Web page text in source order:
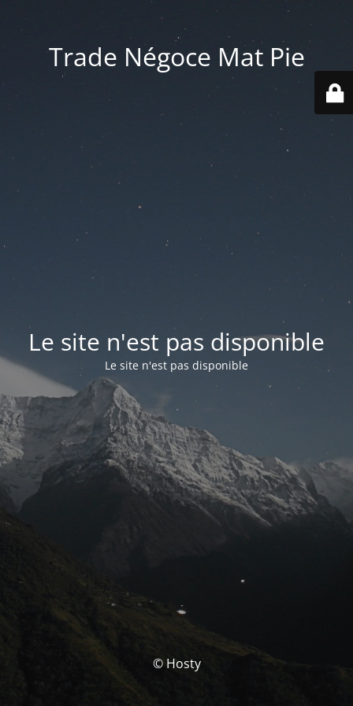
Trade Négoce Mat Pie
Le site n'est pas disponible
Le site n'est pas disponible
© Hosty